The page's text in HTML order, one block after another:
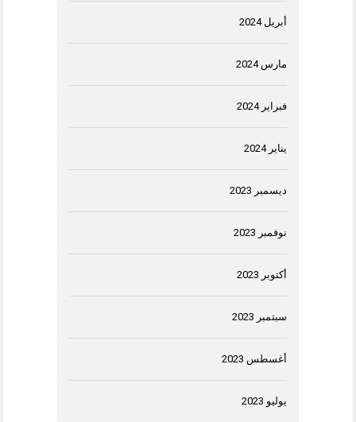
أبريل 2024
مارس 2024
فبراير 2024
يناير 2024
ديسمبر 2023
نوفمبر 2023
أكتوبر 2023
سبتمبر 2023
أغسطس 2023
يوليو 2023